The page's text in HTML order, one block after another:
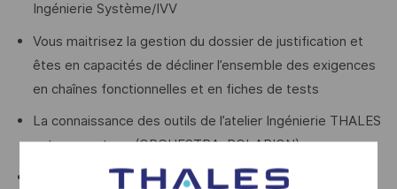
Ingénierie Système/IVV
Vous maitrisez la gestion du dossier de justification et
êtes en capacités de décliner l’ensemble des exigences
en chaînes fonctionnelles et en fiches de tests
La connaissance des outils de l’atelier Ingénierie THALES
est un avantage (ORCHESTRA, POLARION)
Vous êtes curieux, agile, autonome, rigoureux avec un